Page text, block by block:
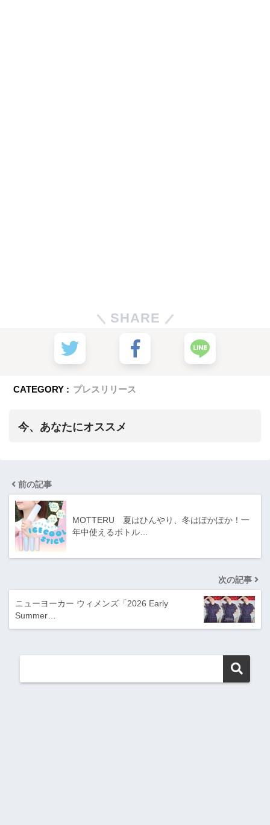
SHARE
CATEGORY : プレスリリース
今、あなたにオススメ
前の記事
MOTTERU 夏はひんやり、冬はぽかぽか！一
年中使えるボトル…
次の記事
ニューヨーカー ウィメンズ「2026 Early
Summer…